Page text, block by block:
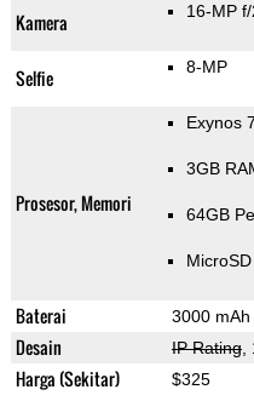
Kamera 16-MP f/
Selfie 8-MP
Prosesor, Memori
Exynos
3GB
64GB
Baterai 3000 mAh
Desain IP Rating,
Harga (Sekitar) $325